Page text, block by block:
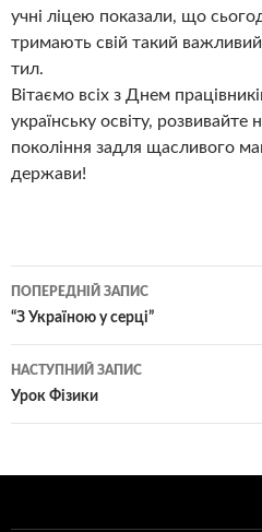
учні ліцею показали, що
тримають свій такий важливий
тил.
Вітаємо всіх з Днем
українську освіту,
покоління задля щасливого
держави!
Навігація
по
записам
ПОПЕРЕДНІЙ ЗАПИС
“З Україною у серці”
НАСТУПНИЙ ЗАПИС
Урок Фізики